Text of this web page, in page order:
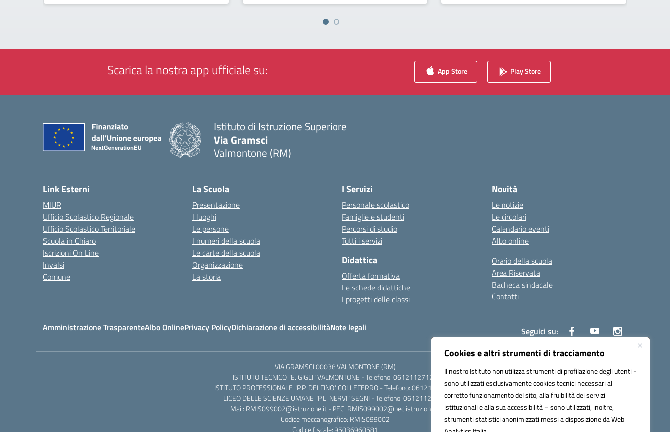
Cookies e altri strumenti di tracciamento
Il nostro Istituto non utilizza strumenti di profilazione degli utenti -
sono utilizzati esclusivamente cookies tecnici necessari al
corretto funzionamento del sito, alla fruibilità dei servizi
istituzionali e alla sua accessibilità – sono utilizzati, inoltre,
strumenti statistici anonimizzati messi a disposizione da Web
Scarica la nostra app ufficiale su: App Store Play Store
Istituto di Istruzione Superiore
Via Gramsci
Valmontone (RM)
Link Esterni
MIUR
Ufficio Scolastico Regionale
Ufficio Scolastico Territoriale
Scuola in Chiaro
Iscrizioni On Line
Invalsi
Comune
La Scuola
Presentazione
I luoghi
Le persone
I numeri della scuola
Le carte della scuola
Organizzazione
La storia
I Servizi
Personale scolastico
Famiglie e studenti
Percorsi di studio
Tutti i servizi
Didattica
Offerta formativa
Le schede didattiche
I progetti delle classi
Novità
Le notizie
Le circolari
Calendario eventi
Albo online
Orario della scuola
Area Riservata
Bacheca sindacale
Contatti
Amministrazione TrasparenteAlbo OnlinePrivacy PolicyDichiarazione di accessibilitàNote legali Seguici su:
VIA GRAMSCI 00038 VALMONTONE (RM)
ISTITUTO TECNICO "E. GIGLI" VALMONTONE - Telefono: 06121127125
ISTITUTO PROFESSIONALE "P.P. DELFINO" COLLEFERRO - Telefono: 06121126825
LICEO DELLE SCIENZE UMANE "P.L. NERVI" SEGNI - Telefono: 06121126845
Mail: RMIS099002@istruzione.it - PEC: RMIS099002@pec.istruzione.it
Codice meccanografico: RMIS099002
Codice fiscale: 95036960581